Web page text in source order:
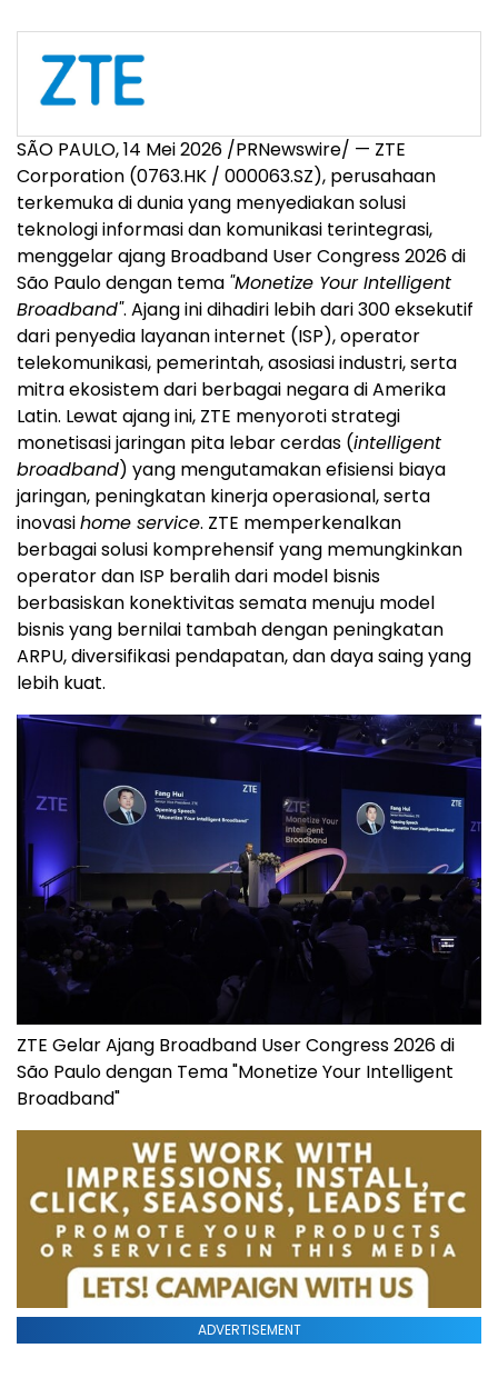
SÃO PAULO,14 Mei 2026 /PRNewswire/ — ZTE
Corporation (0763.HK / 000063.SZ), perusahaan
terkemuka di dunia yang menyediakan solusi
teknologi informasi dan komunikasi terintegrasi,
menggelar ajang Broadband User Congress 2026 di
São Paulo dengan tema "Monetize Your Intelligent
Broadband". Ajang ini dihadiri lebih dari 300 eksekutif
dari penyedia layanan internet (ISP), operator
telekomunikasi, pemerintah, asosiasi industri, serta
mitra ekosistem dari berbagai negara di Amerika
Latin. Lewat ajang ini, ZTE menyoroti strategi
monetisasi jaringan pita lebar cerdas (intelligent
broadband) yang mengutamakan efisiensi biaya
jaringan, peningkatan kinerja operasional, serta
inovasihome service. ZTE memperkenalkan
berbagai solusi komprehensif yang memungkinkan
operator dan ISP beralih dari model bisnis
berbasiskan konektivitas semata menuju model
bisnis yang bernilai tambah dengan peningkatan
ARPU, diversifikasi pendapatan, dan daya saing yang
lebih kuat.
ZTE Gelar Ajang Broadband User Congress 2026 di
São Paulo dengan Tema "Monetize Your Intelligent
Broadband"
ADVERTISEMENT